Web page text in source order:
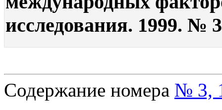
исследования. 1999. №
Содержание номера № 3,